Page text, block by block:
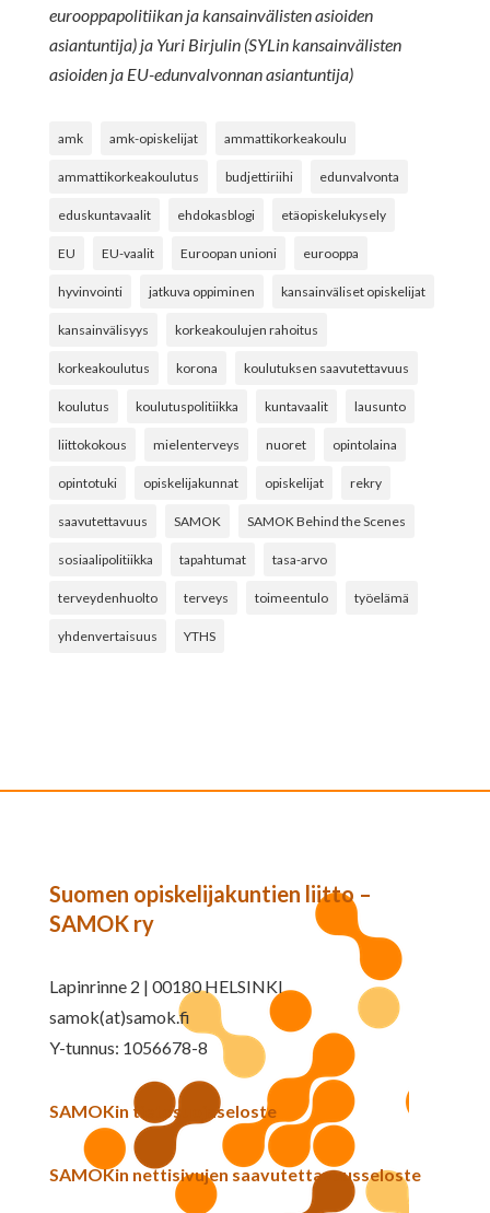
eurooppapolitiikan ja kansainvälisten asioiden
asiantuntija) ja Yuri Birjulin (SYLin kansainvälisten
asioiden ja EU-edunvalvonnan asiantuntija)
amk amk-opiskelijat ammattikorkeakoulu
ammattikorkeakoulutus budjettiriihi edunvalvonta
eduskuntavaalit ehdokasblogi etäopiskelukysely
EU EU-vaalit Euroopan unioni eurooppa
hyvinvointi jatkuva oppiminen kansainväliset opiskelijat
kansainvälisyys korkeakoulujen rahoitus
korkeakoulutus korona koulutuksen saavutettavuus
koulutus koulutuspolitiikka kuntavaalit lausunto
liittokokous mielenterveys nuoret opintolaina
opintotuki opiskelijakunnat opiskelijat rekry
saavutettavuus SAMOK SAMOK Behind the Scenes
sosiaalipolitiikka tapahtumat tasa-arvo
terveydenhuolto terveys toimeentulo työelämä
yhdenvertaisuus YTHS
Suomen opiskelijakuntien liitto –
SAMOK ry
Lapinrinne 2 | 00180 HELSINKI
samok(at)samok.fi
Y-tunnus: 1056678-8
SAMOKin tietosuojaseloste
SAMOKin nettisivujen saavutettavuusseloste